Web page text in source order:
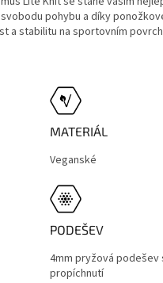
pohybu a díky
stabilitu na sportovním
MATERIÁL
Veganské
PODEŠEV
4mm pryžová
propíchnutí